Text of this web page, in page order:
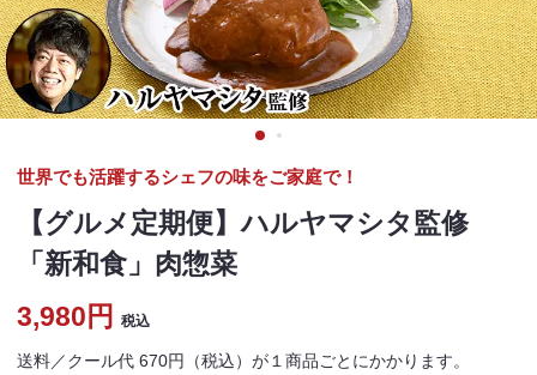
【グルメ定期便】ハルヤマシタ監修
「新和食」肉惣菜
世界でも活躍するシェフの味をご家庭で！
3,980円 税込
送料／クール代 670円（税込）が１商品ごとにかかります。